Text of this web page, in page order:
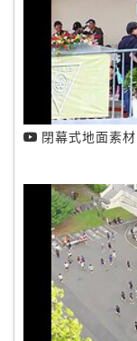
閉幕式地面素材